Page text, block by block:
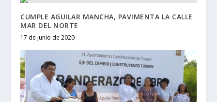
CUMPLE AGUILAR MANCHA, PAVIMENTA LA CALLE
MAR DEL NORTE
17 de junio de 2020